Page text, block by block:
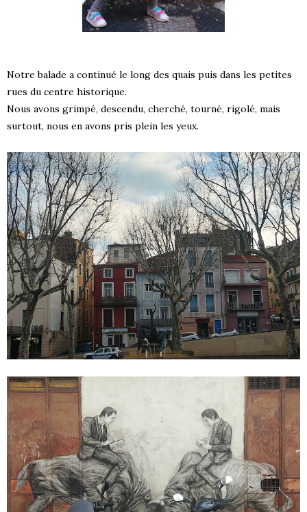
Notre balade a continué le long des quais puis dans les petites
rues du centre historique.
Nous avons grimpé, descendu, cherché, tourné, rigolé, mais
surtout, nous en avons pris plein les yeux.